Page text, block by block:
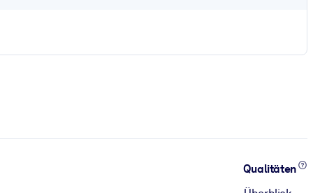
Qualitäten